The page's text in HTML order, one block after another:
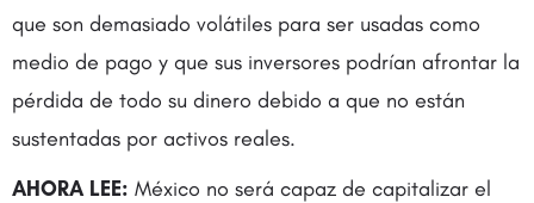
que son demasiado volátiles para ser usadas como
medio de pago y que sus inversores podrían afrontar la
pérdida de todo su dinero debido a que no están
sustentadas por activos reales.
AHORA LEE: México no será capaz de capitalizar el